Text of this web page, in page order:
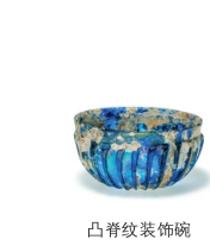
凸脊纹装饰碗